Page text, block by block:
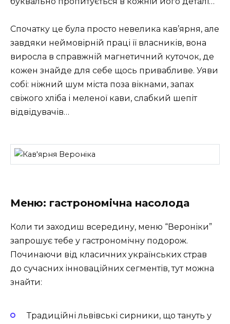
Спочатку це була просто невелика кав’ярня, але
завдяки неймовірній праці її власників, вона
виросла в справжній магнетичний куточок, де
кожен знайде для себе щось привабливе. Уяви
собі: ніжний шум міста поза вікнами, запах
свіжого хліба і меленої кави, слабкий шепіт
відвідувачів…
Меню: гастрономічна насолода
Коли ти заходиш всередину, меню “Вероніки”
запрошує тебе у гастрономічну подорож.
Починаючи від класичних українських страв
до сучасних інноваційних сегментів, тут можна
знайти:
Традиційні львівські сирники, що тануть у